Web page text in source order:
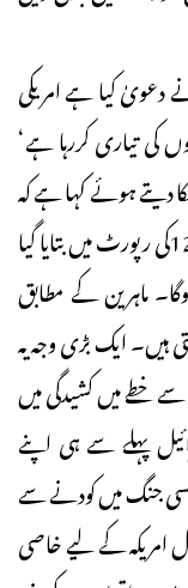
دعویٰ کیا ہے امریکی
کی تیاری کررہا ہے‘
دیتے ہوئے کہا ہے کہ
وہ ایران میں اپنی فوج نہیں اتارے گا۔ چینل12کی رپورٹ میں بتایا گیا
ماہرین کے مطابق
ایک بڑی وجہ یہ
خطے میں کشیدگی میں
پہلے سے ہی اپنے
کسی جنگ میں کودنے سے
امریکہ کے لیے خاصی